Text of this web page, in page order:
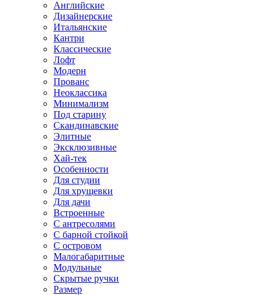
Английские
Дизайнерские
Итальянские
Кантри
Классические
Лофт
Модерн
Прованс
Неоклассика
Минимализм
Под старину
Скандинавские
Элитные
Эксклюзивные
Хай-тек
Особенности
Для студии
Для хрущевки
Для дачи
Встроенные
С антресолями
С барной стойкой
С островом
Малогабаритные
Модульные
Скрытые ручки
Размер